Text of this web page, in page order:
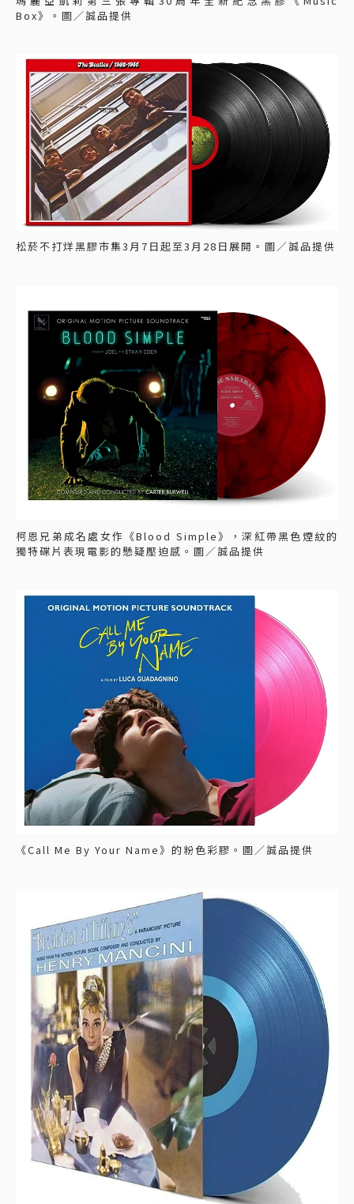
Box》。圖／誠品提供
松菸不打烊黑膠市集3月7日起至3月28日展開。圖／誠品提供
柯恩兄弟成名處女作《Blood Simple》，深紅帶黑色煙紋的
獨特碟片表現電影的懸疑壓迫感。圖／誠品提供
《Call Me By Your Name》的粉色彩膠。圖／誠品提供